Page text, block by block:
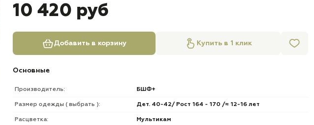
10 420 руб
Добавить в корзину Купить в 1 клик
Основные
Производитель: БШФ+
Размер одежды ( выбрать ): Дет. 40-42/ Рост 164 - 170 /≈ 12-16 лет
Расцветка: Мультикам